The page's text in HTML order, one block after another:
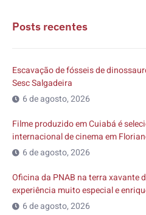
Posts recentes
Escavação de fósseis de
Sesc Salgadeira
6 de agosto, 2026
Filme produzido em Cuiabá é
internacional de cinema em
6 de agosto, 2026
Oficina da PNAB na terra xavante
experiência muito especial e
6 de agosto, 2026